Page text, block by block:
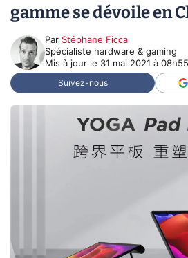
gamme se dévoile en
Par Stéphane Ficca
Spécialiste hardware & gaming
Mis à jour le 31 mai 2021 à 08h55
Suivez-nous